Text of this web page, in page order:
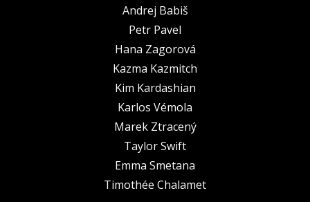
Andrej Babiš
Petr Pavel
Hana Zagorová
Kazma Kazmitch
Kim Kardashian
Karlos Vémola
Marek Ztracený
Taylor Swift
Emma Smetana
Timothée Chalamet